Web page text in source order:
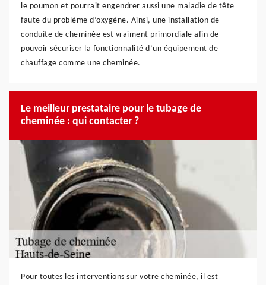
le poumon et pourrait engendrer aussi une maladie de tête
faute du problème d’oxygène. Ainsi, une installation de
conduite de cheminée est vraiment primordiale afin de
pouvoir sécuriser la fonctionnalité d’un équipement de
chauffage comme une cheminée.
Le meilleur prestataire pour le tubage de
cheminée : qui contacter ?
Pour toutes les interventions sur votre cheminée, il est